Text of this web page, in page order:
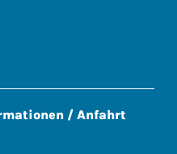
/ Anfahrt